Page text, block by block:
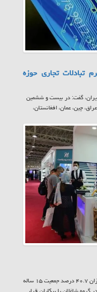
تبادلات تجاری حوزه
ایران، گفت: در بیست و ششمین
صنعت ساختمان از ۷ کشور عراق، چین، عمان، افغانستان،
مرکز آمار ایران اعلام کرد: در بهار ۱۴۰۵، به میزان ۴۰.۷ درصد جمعیت ۱۵ ساله